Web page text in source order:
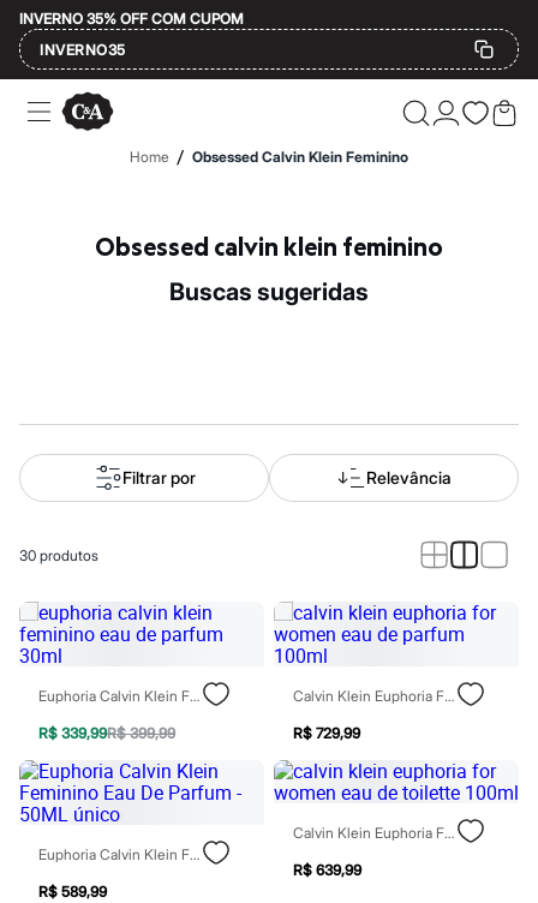
INVERNO 35% OFF COM CUPOM
INVERNO35
Ofertas
Compre por Departamento
Alfaiataria
Novidades
Roupas
Blusas e Camisetas
Casacos e Jaquetas
Macacões
Saias
Shorts e Bermudas
Vestidos
Acessórios
Bonés e Chapéus
Bijoux
Cintos
Óculos
Relógios
Calçados
Botas
Chinelos
Home / Obsessed Calvin Klein Feminino
Obsessed calvin klein feminino
buscas sugeridas
Filtrar por Relevância
30 produtos
Euphoria Calvin Klein Feminino Eau De Parfum 30ml
R$ 339,99R$ 399,99
Calvin Klein Euphoria For Women Eau De Parfum 100ml
R$ 729,99
Euphoria Calvin Klein Feminino Eau De Parfum - 50ML Único
R$ 589,99
Calvin Klein Euphoria For Women Eau De Toilette 100ml
R$ 639,99